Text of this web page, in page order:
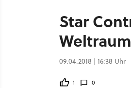
Star
09.04.2018 | 16:38 Uhr
1 0